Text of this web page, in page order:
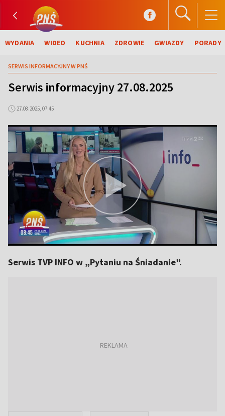
WYDANIA WIDEO KUCHNIA ZDROWIE GWIAZDY PORADY
SERWIS INFORMACYJNY W PNŚ
Serwis informacyjny 27.08.2025
27.08.2025, 07:45
Serwis TVP INFO w „Pytaniu na Śniadanie”.